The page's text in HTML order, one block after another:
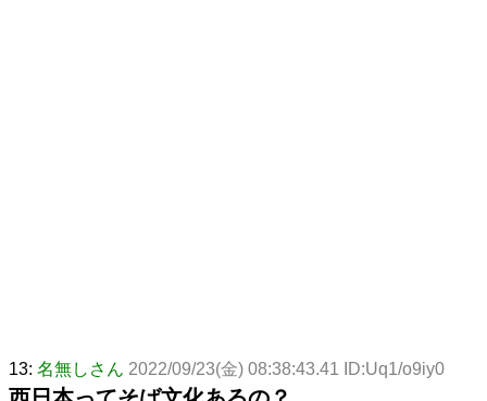
13: 名無しさん 2022/09/23(金) 08:38:43.41 ID:Uq1/o9iy0